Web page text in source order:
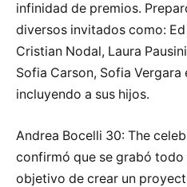
infinidad de premios.
diversos invitados como: Ed
Cristian Nodal, Laura
Sofia Carson, Sofia Vergara
incluyendo a sus hijos.
Andrea Bocelli 30: The
confirmó que se grabó
objetivo de crear un